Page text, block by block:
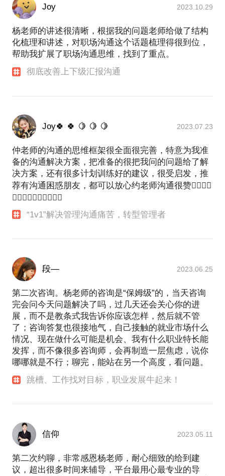
Joy 2023.10.29
杨老师的讲述很清晰，根据我的问题老师给做了结构
化梳理和讲述，对职场沟通这个话题梳理得很到位，
帮助我扩展了职场沟通思维，找到了重点。
彻底改善上下级汇报沟通
Joy🍀 🍀 🍋 🍋 🍋 2023.07.23
仲老师的沟通的思维框架很全面很完善，特意为我准
备的沟通解决方案，把准备的很把我问的问题给了解
决方案，还有很多计划训练好的建议，很受启发，推
荐有沟通困惑朋友，都可以放心约老师沟通很赞👍🏻👍🏻
👍🏻👍🏻👍🏻👍🏻👍🏻
“1v1”解决管理沟通痛苦，转型管理者
段— 2023.06.25
第二次咨询。杨老师的咨询是“保姆级”的，当天咨询
完会问今天问题解决了吗，过几天还会关心你的进
展，而不是教条式我告诉你应该怎样，然后就不管
了；咨询答复也很接地气，自己接触的就业市场什么
情况、现在做什么可能是机会、我有什么职业特长能
发挥，而不像很多咨询师，会再制造一层焦虑，说你
哪哪就是不行；聊完，能站在另一个高度，看问题。
跳槽、工作找对目标，职业发展牛起来！
信仰 2023.05.11
第二次约聊，非常感恩杨老师，耐心细致的给到建
议，超出很多时间来辅导，平台最用心最专业的导